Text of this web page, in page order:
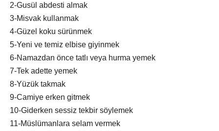
2-Gusül abdesti almak
3-Misvak kullanmak
4-Güzel koku sürünmek
5-Yeni ve temiz elbise giyinmek
6-Namazdan önce tatlı veya hurma yemek
7-Tek adette yemek
8-Yüzük takmak
9-Camiye erken gitmek
10-Giderken sessiz tekbir söylemek
11-Müslümanlara selam vermek